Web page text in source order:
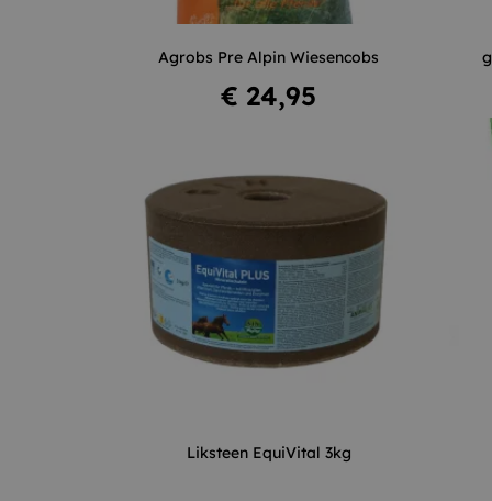
Agrobs Pre Alpin Wiesencobs
Prijs
€ 24,95
In winkelwagen
Liksteen EquiVital 3kg